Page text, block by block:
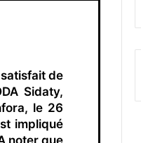
de
Sidaty,
le 26
impliqué